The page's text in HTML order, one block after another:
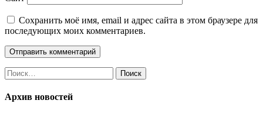
Сохранить моё имя, email и адрес сайта в этом браузере для
последующих моих комментариев.
Найти:
Архив новостей